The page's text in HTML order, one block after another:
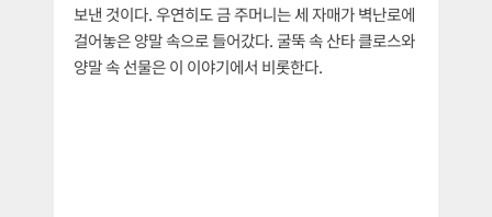
보낸 것이다. 우연히도 금 주머니는 세 자매가 벽난로에
걸어놓은 양말 속으로 들어갔다. 굴뚝 속 산타 클로스와
양말 속 선물은 이 이야기에서 비롯한다.